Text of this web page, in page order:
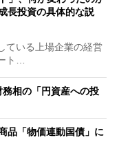
長投資の具体的な説
ている上場企業の経営
ト…
務相の「円資産への投
品「物価連動国債」に